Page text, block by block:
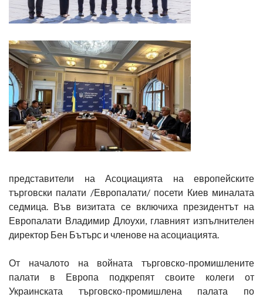
представители на Асоциацията на европейските
търговски палати /Европалати/ посети Киев миналата
седмица. Във визитата се включиха президентът на
Европалати Владимир Длоухи, главният изпълнителен
директор Бен Бътърс и членове на асоциацията.
От началото на войната търговско-промишлените
палати в Европа подкрепят своите колеги от
Украинската търговско-промишлена палата по